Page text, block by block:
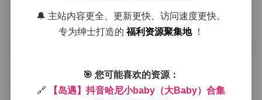
岛遇系列的最新资源里，哈尼小baby（大Baby）的作品
以一种清新而略带俏皮的姿态呈现在镜头前。整套素材
包含194张静态图片和21段短视频，总容量约为377M
在图片里，她常身着轻薄的雪纺衫或是简约的吊带裙，
颜色以米白、薄荷绿和淡粉为主，这些柔和的色调与蓝
天碧海形成自然的呼应。脚步轻踩在湿润的沙滩上，脚
🔔 主站内容更全、更新更快、访问速度更快。
专为绅士打造的福利资源聚集地 ！
🎯 您可能喜欢的资源：
🔗
【岛遇】抖音哈尼小baby（大Baby）合集